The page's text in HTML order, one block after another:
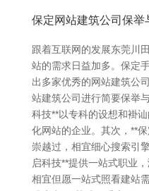
保定网站建筑公司保举
跟着互联网的发展东莞川
站的需求日益加多。保定
出多家优秀的网站建筑公
站建筑公司进行简要保举
科技**以专科的设想和褂
化网站的企业。其次，**
崇越过，相宜细心搜索引
启科技**提供一站式职业
相宜但愿一站式照看建站